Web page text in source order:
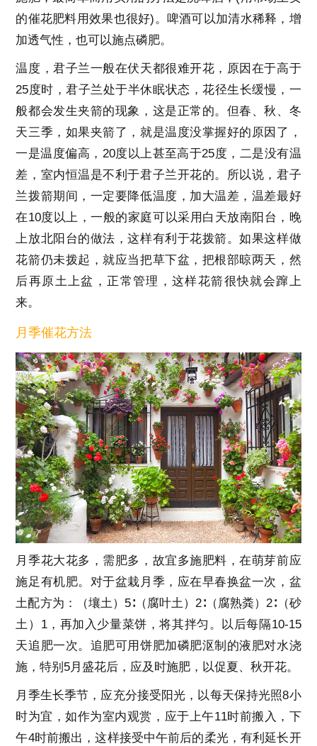
的催花肥料用效果也很好)。啤酒可以加清水稀释，增
加透气性，也可以施点磷肥。
温度，君子兰一般在伏天都很难开花，原因在于高于
25度时，君子兰处于半休眠状态，花径生长缓慢，一
般都会发生夹箭的现象，这是正常的。但春、秋、冬
天三季，如果夹箭了，就是温度没掌握好的原因了，
一是温度偏高，20度以上甚至高于25度，二是没有温
差，室内恒温是不利于君子兰开花的。所以说，君子
兰拨箭期间，一定要降低温度，加大温差，温差最好
在10度以上，一般的家庭可以采用白天放南阳台，晚
上放北阳台的做法，这样有利于花拨箭。如果这样做
花箭仍未拨起，就应当把草下盆，把根部晾两天，然
后再原土上盆，正常管理，这样花箭很快就会蹿上
来。
月季催花方法
月季花大花多，需肥多，故宜多施肥料，在萌芽前应
施足有机肥。对于盆栽月季，应在早春换盆一次，盆
土配方为：（壤土）5∶（腐叶土）2∶（腐熟粪）2∶（砂
土）1，再加入少量菜饼，将其拌匀。以后每隔10-15
天追肥一次。追肥可用饼肥加磷肥沤制的液肥对水浇
施，特别5月盛花后，应及时施肥，以促夏、秋开花。
月季生长季节，应充分接受阳光，以每天保持光照8小
时为宜，如作为室内观赏，应于上午11时前搬入，下
午4时前搬出，这样接受中午前后的柔光，有利延长开